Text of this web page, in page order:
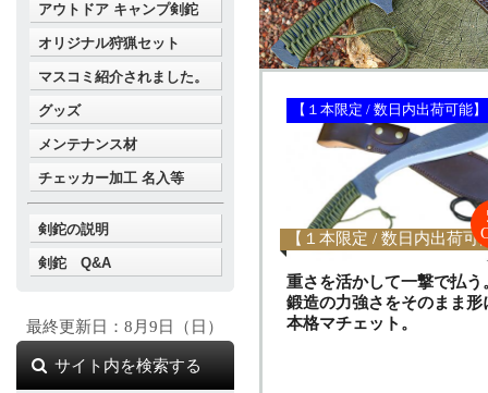
【１本限定 / 数日内出荷可能】
【１本限定 / 数日内出荷可
重さを活かして一撃で払う
鍛造の力強さをそのまま形
本格マチェット。
アウトドア キャンプ剣鉈
オリジナル狩猟セット
マスコミ紹介されました。
グッズ
メンテナンス材
チェッカー加工 名入等
剣鉈の説明
剣鉈 Q&A
最終更新日：8月9日（日）
サイト内を検索する